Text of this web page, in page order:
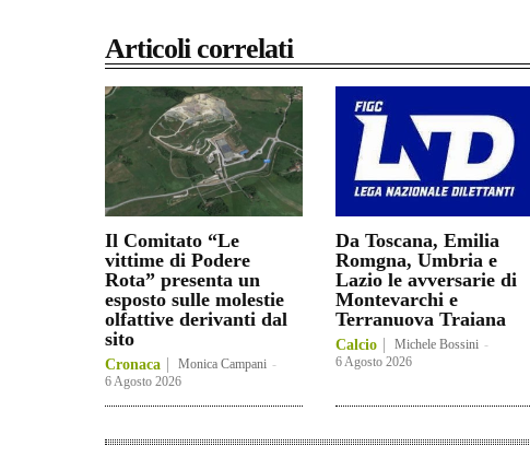
Articoli correlati
Il Comitato “Le
vittime di Podere
Rota” presenta un
esposto sulle molestie
olfattive derivanti dal
sito
Cronaca Monica Campani -
6 Agosto 2026
Da Toscana, Emilia
Romgna, Umbria e
Lazio le avversarie di
Montevarchi e
Terranuova Traiana
Calcio Michele Bossini -
6 Agosto 2026